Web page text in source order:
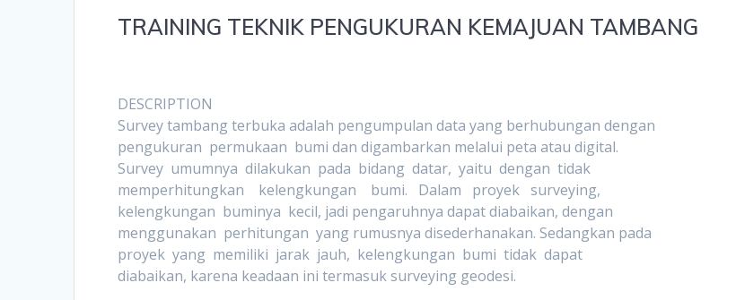
TRAINING TEKNIK PENGUKURAN KEMAJUAN TAMBANG
DESCRIPTION
Survey tambang terbuka adalah pengumpulan data yang berhubungan dengan
pengukuran permukaan bumi dan digambarkan melalui peta atau digital.
Survey umumnya dilakukan pada bidang datar, yaitu dengan tidak
memperhitungkan kelengkungan bumi. Dalam proyek surveying,
kelengkungan buminya kecil, jadi pengaruhnya dapat diabaikan, dengan
menggunakan perhitungan yang rumusnya disederhanakan. Sedangkan pada
proyek yang memiliki jarak jauh, kelengkungan bumi tidak dapat
diabaikan, karena keadaan ini termasuk surveying geodesi.